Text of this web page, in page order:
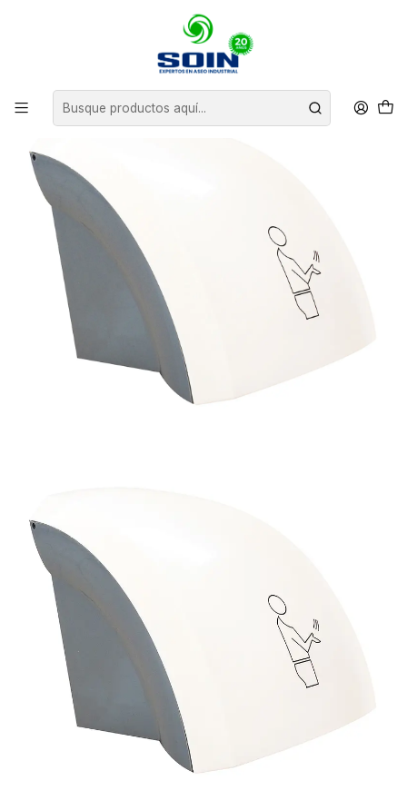
EQUIPOS DE ASEO
SECADOR DE MANOS AIRE CALIENTE 1600W